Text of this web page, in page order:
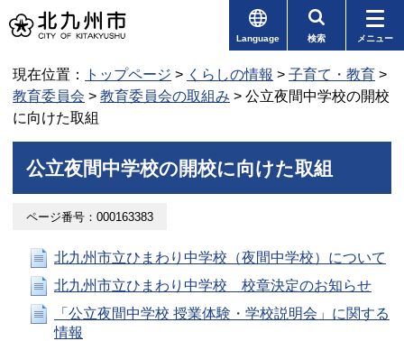
Language 検索 メニュー
現在位置： トップページ > くらしの情報 > 子育て・教育 >
教育委員会 > 教育委員会の取組み > 公立夜間中学校の開校
に向けた取組
公立夜間中学校の開校に向けた取組
ページ番号：000163383
北九州市立ひまわり中学校（夜間中学校）について
北九州市立ひまわり中学校 校章決定のお知らせ
「公立夜間中学校 授業体験・学校説明会」に関する
情報